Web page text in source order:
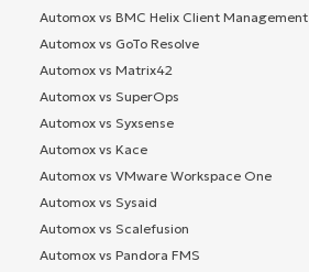
Automox vs BMC Helix Client Management
Automox vs GoTo Resolve
Automox vs Matrix42
Automox vs SuperOps
Automox vs Syxsense
Automox vs Kace
Automox vs VMware Workspace One
Automox vs Sysaid
Automox vs Scalefusion
Automox vs Pandora FMS